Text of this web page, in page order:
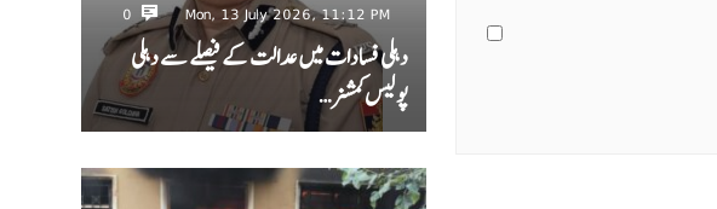
Mon, 13 July 2026, 11:12 PM
0
دہلی فسادات میں عدالت کے فیصلے سے دہلی
پولیس کمشنر…